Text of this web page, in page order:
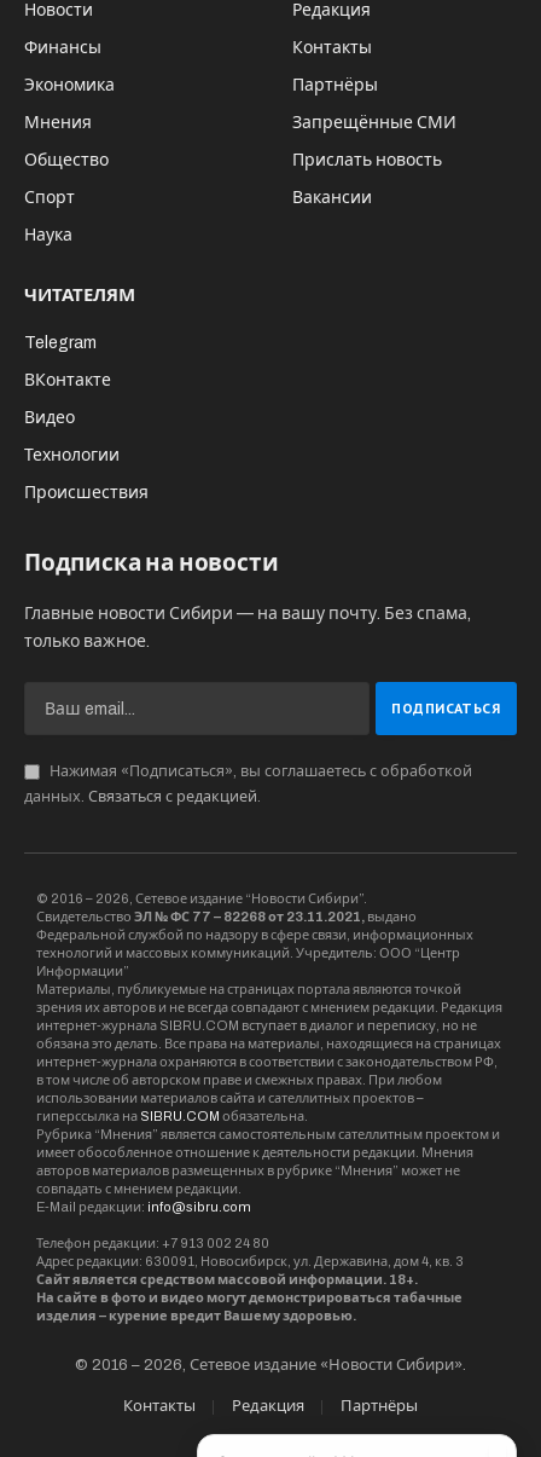
Новости
Финансы
Экономика
Мнения
Общество
Спорт
Наука
Редакция
Контакты
Партнёры
Запрещённые СМИ
Прислать новость
Вакансии
ЧИТАТЕЛЯМ
Telegram
ВКонтакте
Видео
Технологии
Происшествия
Подписка на новости
Главные новости Сибири — на вашу почту. Без спама,
только важное.
Нажимая «Подписаться», вы соглашаетесь с обработкой
данных. Связаться с редакцией.
© 2016 – 2026, Сетевое издание “Новости Сибири”.
Свидетельство ЭЛ № ФС 77 – 82268 от 23.11.2021, выдано
Федеральной службой по надзору в сфере связи, информационных
технологий и массовых коммуникаций. Учредитель: ООО “Центр
Информации”
Материалы, публикуемые на страницах портала являются точкой
зрения их авторов и не всегда совпадают с мнением редакции. Редакция
интернет-журнала SIBRU.COM вступает в диалог и переписку, но не
обязана это делать. Все права на материалы, находящиеся на страницах
интернет-журнала охраняются в соответствии с законодательством РФ,
в том числе об авторском праве и смежных правах. При любом
использовании материалов сайта и сателлитных проектов –
гиперссылка на SIBRU.COM обязательна.
Рубрика “Мнения” является самостоятельным сателлитным проектом и
имеет обособленное отношение к деятельности редакции. Мнения
авторов материалов размещенных в рубрике “Мнения” может не
совпадать с мнением редакции.
E-Mail редакции: info@sibru.com
Телефон редакции: +7 913 002 24 80
Адрес редакции: 630091, Новосибирск, ул. Державина, дом 4, кв. 3
Сайт является средством массовой информации. 18+.
На сайте в фото и видео могут демонстрироваться табачные
изделия – курение вредит Вашему здоровью.
© 2016 – 2026, Сетевое издание «Новости Сибири».
Контакты Редакция Партнёры